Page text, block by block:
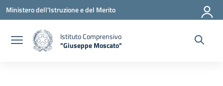
Vai ai contenuti
Vai al menu di navigazione
Vai al footer
Ministero dell'Istruzione e del Merito
Istituto Comprensivo
"Giuseppe Moscato"